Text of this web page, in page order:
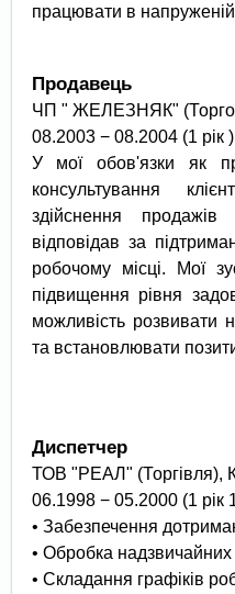
працювати в
Продавець
ЧП " ЖЕЛЕЗНЯК"
08.2003 − 08.2004 (1 рік )
У мої обов'язки як
консультування
здійснення
відповідав за
робочому місці. Мої
підвищення рівня
можливість розвивати
та встановлювати
Диспетчер
ТОВ "РЕАЛ" (Торгівля),
06.1998 − 05.2000 (1 рік
• Забезпечення
• Обробка надзвичайних
• Складання графіків